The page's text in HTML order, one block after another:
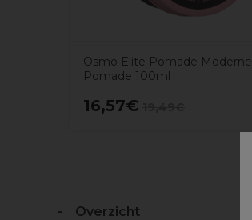
Osmo Elite Pomade Moderne
Pomade 100ml
16,57€
Overzicht